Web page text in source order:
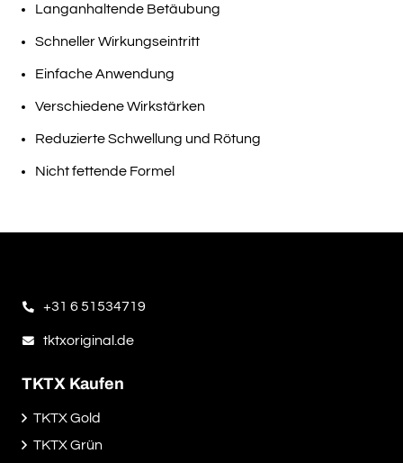
Langanhaltende Betäubung
Schneller Wirkungseintritt
Einfache Anwendung
Verschiedene Wirkstärken
Reduzierte Schwellung und Rötung
Nicht fettende Formel
+31 6 51534719
tktxoriginal.de
TKTX Kaufen
TKTX Gold
TKTX Grün